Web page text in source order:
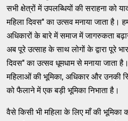
सभी क्षेत्रों में उपलब्धियों की सराहना को
महिला दिवस" का उत्सव मनाया जाता है।
अधिकारों के बारे में समाज में जागरुकता
अब पूरे उत्साह के साथ लोगों के द्वारा पूरे
दिवस" का उत्सव धूमधाम से मनाया जाता
महिलाओं की भूमिका, अधिकार और उनकी
को फैलाने में एक बड़ी भूमिका निभाता है।
वैसे किसी भी महिला के लिए माँ की भूमिका